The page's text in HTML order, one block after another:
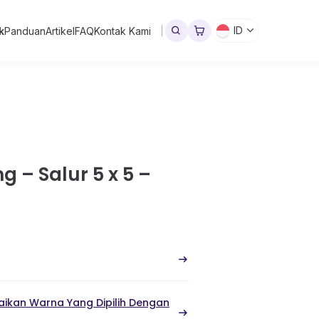
PanduanArtikelFAQKontak Kami ID
– Salur 5 x 5 –
Warna Yang Dipilih Dengan